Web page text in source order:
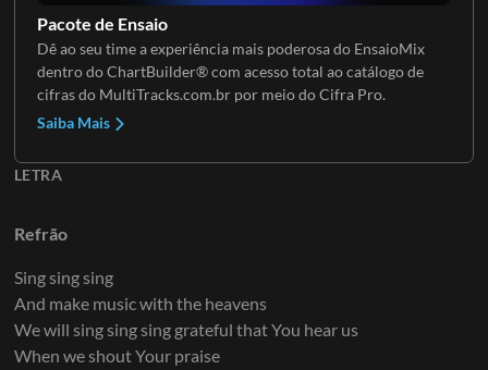
Pacote de Ensaio
Dê ao seu time a experiência mais poderosa do EnsaioMix
dentro do ChartBuilder® com acesso total ao catálogo de
cifras do MultiTracks.com.br por meio do Cifra Pro.
Saiba Mais
LETRA
Refrão
Sing sing sing
And make music with the heavens
We will sing sing sing grateful that You hear us
When we shout Your praise